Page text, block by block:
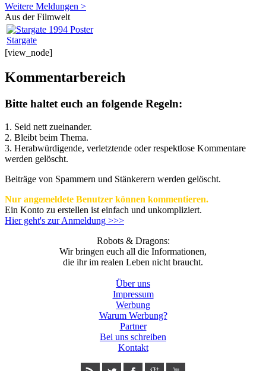
Weitere Meldungen >
Aus der Filmwelt
Stargate
[view_node]
Kommentarbereich
Bitte haltet euch an folgende Regeln:
1. Seid nett zueinander.
2. Bleibt beim Thema.
3. Herabwürdigende, verletztende oder respektlose Kommentare
werden gelöscht.
Beiträge von Spammern und Stänkerern werden gelöscht.
Nur angemeldete Benutzer können kommentieren.
Ein Konto zu erstellen ist einfach und unkompliziert.
Hier geht's zur Anmeldung >>>
Robots & Dragons:
Wir bringen euch all die Informationen,
die ihr im realen Leben nicht braucht.
Über uns
Impressum
Werbung
Warum Werbung?
Partner
Bei uns schreiben
Kontakt